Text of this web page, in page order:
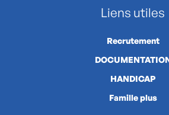
Liens utiles
Recrutement
HANDICAP
Famille plus